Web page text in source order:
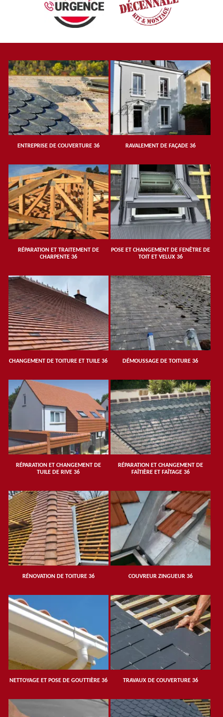
ENTREPRISE DE COUVERTURE 36 RAVALEMENT DE FAÇADE 36
RÉPARATION ET TRAITEMENT DE
CHARPENTE 36
POSE ET CHANGEMENT DE FENÊTRE DE
TOIT ET VELUX 36
CHANGEMENT DE TOITURE ET TUILE 36 DÉMOUSSAGE DE TOITURE 36
RÉPARATION ET CHANGEMENT DE
TUILE DE RIVE 36
RÉPARATION ET CHANGEMENT DE
FAÎTIÈRE ET FAÎTAGE 36
RÉNOVATION DE TOITURE 36 COUVREUR ZINGUEUR 36
NETTOYAGE ET POSE DE GOUTTIÈRE 36 TRAVAUX DE COUVERTURE 36